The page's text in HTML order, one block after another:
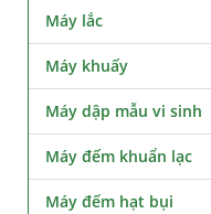
Máy lắc
Máy khuấy
Máy dập mẫu vi sinh
Máy đếm khuẩn lạc
Máy đếm hạt bụi